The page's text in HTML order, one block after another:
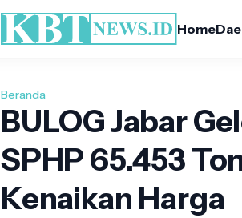
Home
Beranda
BULOG Jabar
SPHP 65.453
Kenaikan Harga